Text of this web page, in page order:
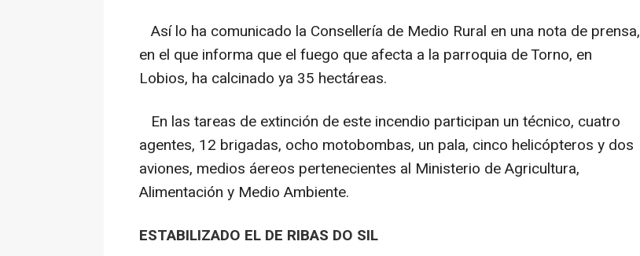
Así lo ha comunicado la Consellería de Medio Rural en una nota de prensa,
en el que informa que el fuego que afecta a la parroquia de Torno, en
Lobios, ha calcinado ya 35 hectáreas.
En las tareas de extinción de este incendio participan un técnico, cuatro
agentes, 12 brigadas, ocho motobombas, un pala, cinco helicópteros y dos
aviones, medios áereos pertenecientes al Ministerio de Agricultura,
Alimentación y Medio Ambiente.
ESTABILIZADO EL DE RIBAS DO SIL